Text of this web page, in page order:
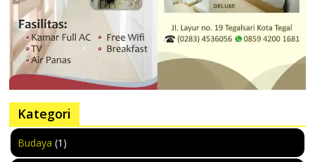
Kategori
Budaya (1)